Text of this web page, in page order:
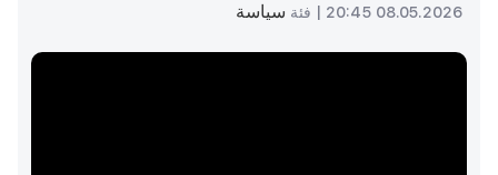
08.05.2026 20:45 | فئة سياسة